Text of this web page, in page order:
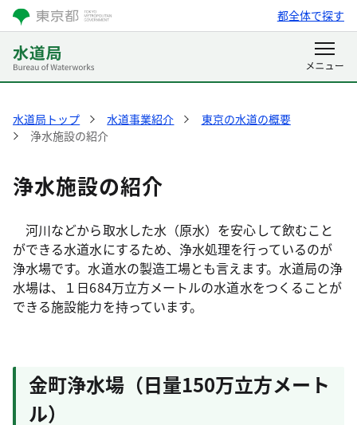
都全体で探す
水道局トップ 水道事業紹介
東京の水道の概要
浄水施設の紹介
浄水施設の紹介
河川などから取水した水（原水）を安心して飲むこと
ができる水道水にするため、浄水処理を行っているのが
浄水場です。水道水の製造工場とも言えます。水道局の浄
水場は、１日684万立方メートルの水道水をつくることが
できる施設能力を持っています。
金町浄水場（日量150万立方メート
ル）